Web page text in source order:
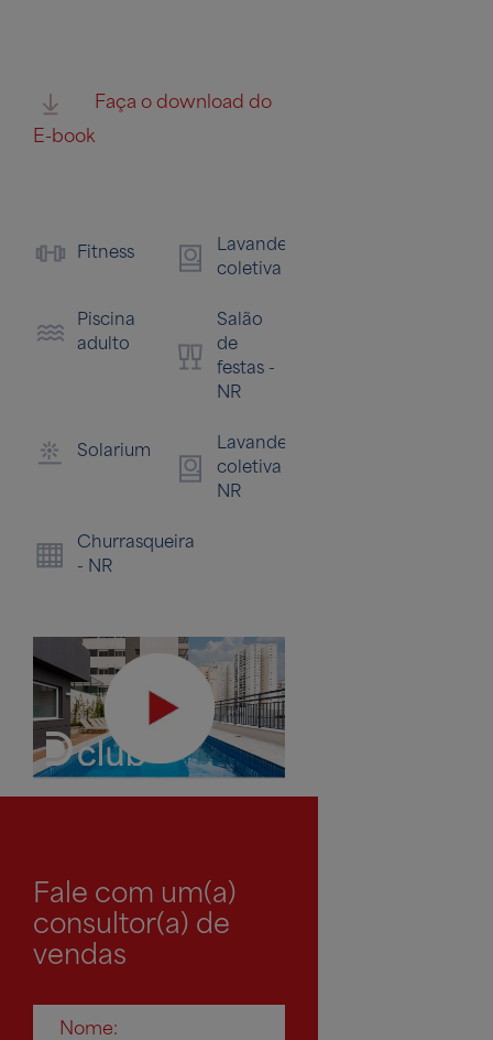
Faça o download do
E-book
Fitness
Lavanderia
coletiva
Piscina
adulto
Salão
de
festas -
NR
Solarium
Lavanderia
coletiva -
NR
Churrasqueira
- NR
Fale com um(a)
consultor(a) de
vendas
Nome: